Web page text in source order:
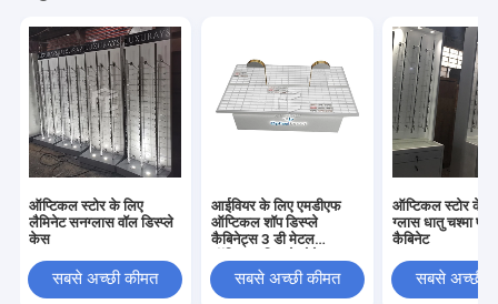
ऑप्टिकल स्टोर के लिए
लैमिनेट सनग्लास वॉल डिस्प्ले
केस
सबसे अच्छी कीमत
आईवियर के लिए एमडीएफ
ऑप्टिकल शॉप डिस्प्ले
कैबिनेट्स 3 डी मेटल
सबसे अच्छी कीमत
ऑप्टिकल स्टोर के
ग्लास धातु चश्मा
कैबिनेट
सबसे अच्छी